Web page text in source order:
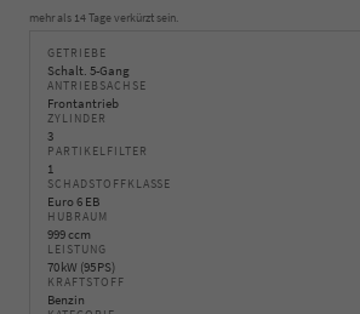
mehr als 14 Tage verkürzt sein.
GETRIEBE
Schalt. 5-Gang
ANTRIEBSACHSE
Frontantrieb
ZYLINDER
3
PARTIKELFILTER
1
SCHADSTOFFKLASSE
Euro 6 EB
HUBRAUM
999 ccm
LEISTUNG
70 kW (95 PS)
KRAFTSTOFF
Benzin